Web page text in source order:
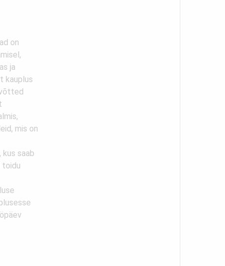
on
ja
kauplus
mis on
saab
toidu